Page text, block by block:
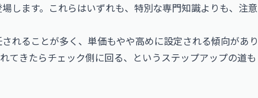
します。これらはいずれも、特別な専門知識よりも、注意
れることが多く、単価もやや高めに設定される傾向があり
てきたらチェック側に回る、というステップアップの道も